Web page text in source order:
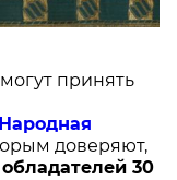
принять
доверяют,
30